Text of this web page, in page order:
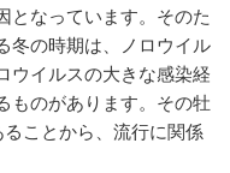
となっています。そのた
冬の時期は、ノロウイル
ウイルスの大きな感染経
ものがあります。その牡
ことから、流行に関係